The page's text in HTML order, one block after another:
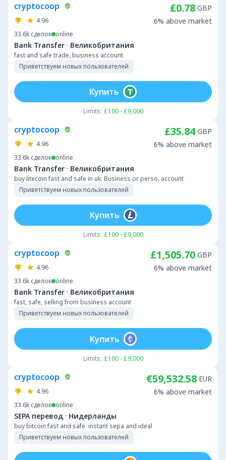
cryptocoop
4.96
33.6k сделок online
Bank Transfer · Великобритания
fast and safe trade, business account
Приветствуем новых пользователей
£0.78 GBP
6% above market
Limits: £100 - £9,000
Купить
cryptocoop
4.96
33.6k сделок online
Bank Transfer · Великобритания
buy litecoin fast and safe in uk. Business or perso. account
Приветствуем новых пользователей
£35.84 GBP
6% above market
Limits: £100 - £9,000
Купить
cryptocoop
4.96
33.6k сделок online
Bank Transfer · Великобритания
fast, safe, selling from business account
Приветствуем новых пользователей
£1,505.70 GBP
6% above market
Limits: £100 - £9,000
Купить
cryptocoop
4.96
33.6k сделок online
SEPA перевод · Нидерланды
buy bitcoin fast and safe. instant sepa and ideal
Приветствуем новых пользователей
€59,532.58 EUR
6% above market